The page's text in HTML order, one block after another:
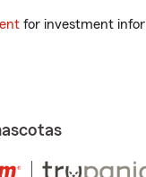
for investment